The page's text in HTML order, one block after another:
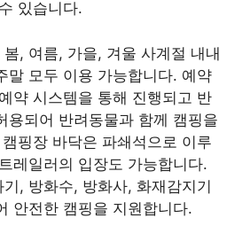
있습니다.
, 여름, 가을, 겨울 사계절 내내
말 모두 이용 가능합니다. 예약
약 시스템을 통해 진행되고 반
용되어 반려동물과 함께 캠핑을
핑장 바닥은 파쇄석으로 이루
레일러의 입장도 가능합니다.
, 방화수, 방화사, 화재감지기
안전한 캠핑을 지원합니다.